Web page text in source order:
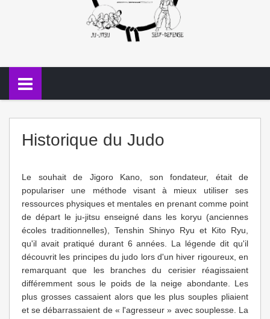
Historique du Judo
Le souhait de Jigoro Kano, son fondateur, était de
populariser une méthode visant à mieux utiliser ses
ressources physiques et mentales en prenant comme point
de départ le ju-jitsu enseigné dans les koryu (anciennes
écoles traditionnelles), Tenshin Shinyo Ryu et Kito Ryu,
qu'il avait pratiqué durant 6 années. La légende dit qu'il
découvrit les principes du judo lors d'un hiver rigoureux, en
remarquant que les branches du cerisier réagissaient
différemment sous le poids de la neige abondante. Les
plus grosses cassaient alors que les plus souples pliaient
et se débarrassaient de « l'agresseur » avec souplesse. La